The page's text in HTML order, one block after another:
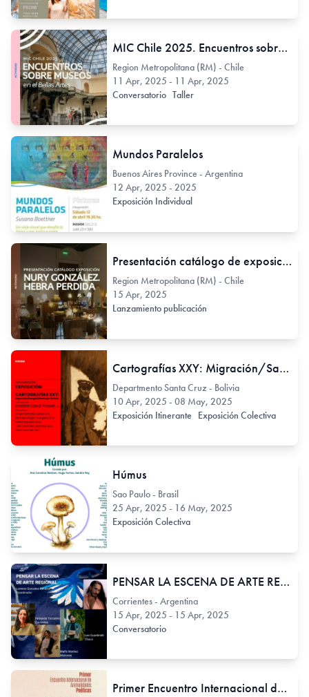
MIC Chile 2025. Encuentros sobre Museos
Region Metropolitana (RM) - Chile
11 Apr, 2025 - 11 Apr, 2025
Conversatorio Taller
Mundos Paralelos
Buenos Aires Province - Argentina
12 Apr, 2025 - 2025
Exposición Individual
Presentación catálogo de exposición: "Nury González. Hebra Perdida"
Region Metropolitana (RM) - Chile
15 Apr, 2025
Lanzamiento publicación
Cartografías XXY: Migración/Sangre/Mestizaje-Bolivia
Departmento Santa Cruz - Bolivia
10 Apr, 2025 - 08 May, 2025
Exposición Itinerante Exposición Colectiva
Húmus
Sao Paulo - Brasil
25 Apr, 2025 - 16 May, 2025
Exposición Colectiva
PENSAR LA ESCENA DE ARTE REGIONAL
Corrientes - Argentina
15 Apr, 2025 - 15 Apr, 2025
Conversatorio
Primer Encuentro Internacional de ANIMALIDADES POÉTICAS